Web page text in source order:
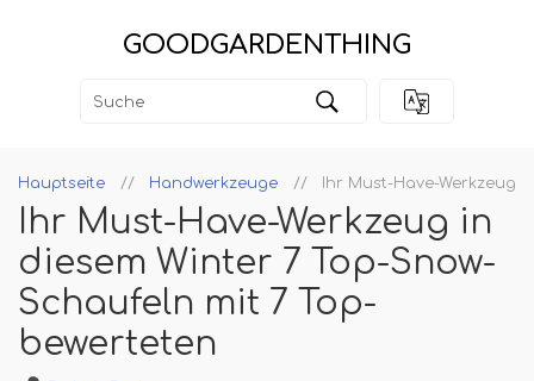
GOODGARDENTHING
Hauptseite Handwerkzeuge Ihr Must-Have-Werkzeug
Ihr Must-Have-Werkzeug in
diesem Winter 7 Top-Snow-
Schaufeln mit 7 Top-
bewerteten